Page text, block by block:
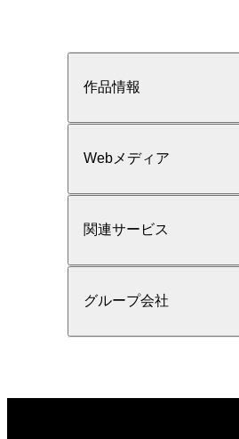
作品情報
Webメディア
関連サービス
グループ会社